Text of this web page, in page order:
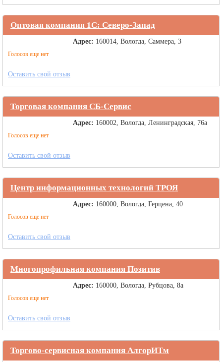
Оптовая компания 1С: Северо-Запад
Голосов еще нет
Адрес: 160014, Вологда, Саммера, 3
Оставить свой отзыв
Торговая компания СБ-Сервис
Голосов еще нет
Адрес: 160002, Вологда, Ленинградская, 76а
Оставить свой отзыв
Центр информационных технологий ТРОЯ
Голосов еще нет
Адрес: 160000, Вологда, Герцена, 40
Оставить свой отзыв
Многопрофильная компания Позитив
Голосов еще нет
Адрес: 160000, Вологда, Рубцова, 8а
Оставить свой отзыв
Торгово-сервисная компания АлгорИТм